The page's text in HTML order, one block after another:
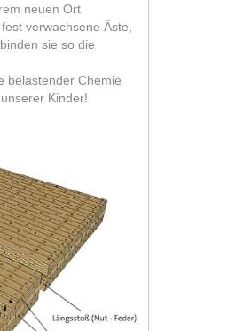
neuen Ort
verwachsene Äste,
sie so die
belastender Chemie
Kinder!